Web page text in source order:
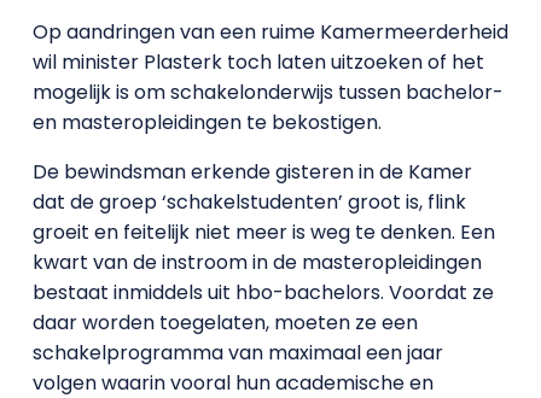
Op aandringen van een ruime Kamermeerderheid
wil minister Plasterk toch laten uitzoeken of het
mogelijk is om schakelonderwijs tussen bachelor-
en masteropleidingen te bekostigen.
De bewindsman erkende gisteren in de Kamer
dat de groep ‘schakelstudenten’ groot is, flink
groeit en feitelijk niet meer is weg te denken. Een
kwart van de instroom in de masteropleidingen
bestaat inmiddels uit hbo-bachelors. Voordat ze
daar worden toegelaten, moeten ze een
schakelprogramma van maximaal een jaar
volgen waarin vooral hun academische en